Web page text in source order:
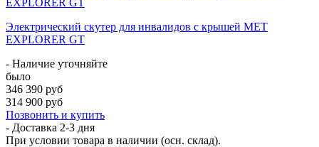
Электрический скутер для инвалидов с крышей МЕТ
EXPLORER GT
- Наличие уточняйте
было
346 390 руб
314 900 руб
Позвонить и купить
- Доставка 2-3 дня
При условии товара в наличии (осн. склад).